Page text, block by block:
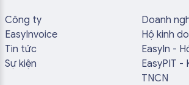
Công ty
EasyInvoice
Tin tức
Sự kiện
Doanh
Hộ kinh
EasyIn -
EasyPIT -
TNCN